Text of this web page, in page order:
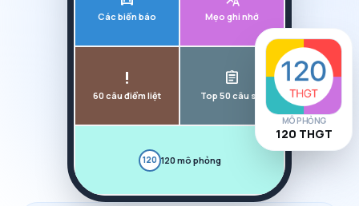
Các biển báo Mẹo ghi nhớ
priority_high
60 câu điểm liệt
assignment
Top 50 câu sai
120 120 mô phỏng
MÔ PHỎNG
120 THGT